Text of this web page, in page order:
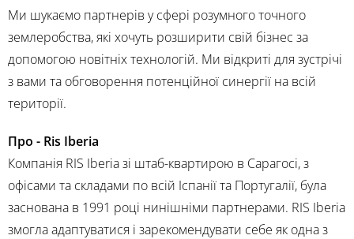
Ми шукаємо партнерів у сфері розумного точного
землеробства, які хочуть розширити свій бізнес за
допомогою новітніх технологій. Ми відкриті для зустрічі
з вами та обговорення потенційної синергії на всій
території.
Про - Ris Iberia
Компанія RIS Iberia зі штаб-квартирою в Сарагосі, з
офісами та складами по всій Іспанії та Португалії, була
заснована в 1991 році нинішніми партнерами. RIS Iberia
змогла адаптуватися і зарекомендувати себе як одна з